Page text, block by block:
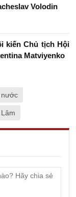
Volodin
kiến Chủ tịch Hội
Matviyenko
nước